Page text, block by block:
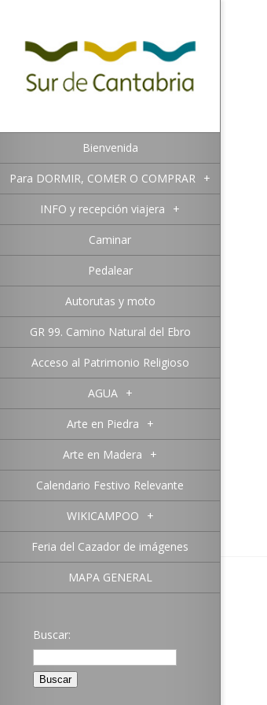
Bienvenida
Para DORMIR, COMER O COMPRAR +
INFO y recepción viajera +
Caminar
Pedalear
Autorutas y moto
GR 99. Camino Natural del Ebro
Acceso al Patrimonio Religioso
AGUA +
Arte en Piedra +
Arte en Madera +
Calendario Festivo Relevante
WIKICAMPOO +
Feria del Cazador de imágenes
MAPA GENERAL
Buscar: